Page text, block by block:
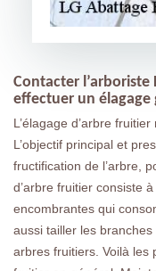
Contacter l’arboriste
effectuer un
L’élagage d’arbre
L’objectif principal et
fructification de l’arbre,
d’arbre fruitier consiste
encombrantes qui
aussi tailler les branches
arbres fruitiers. Voilà les